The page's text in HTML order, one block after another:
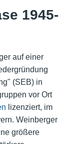
1945-
auf einer
(SEB) in
vor Ort
lizenziert, im
Weinberger
größere